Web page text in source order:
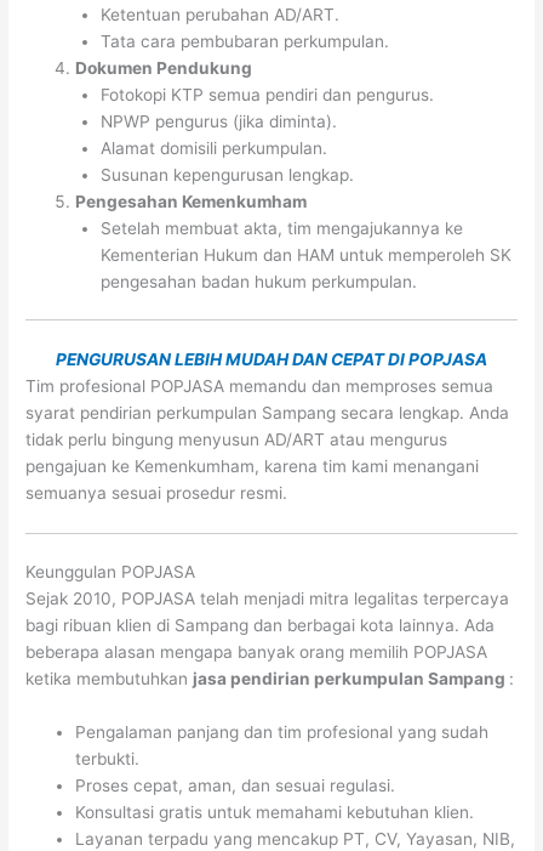
Ketentuan perubahan AD/ART.
Tata cara pembubaran perkumpulan.
Dokumen Pendukung
Fotokopi KTP semua pendiri dan pengurus.
NPWP pengurus (jika diminta).
Alamat domisili perkumpulan.
Susunan kepengurusan lengkap.
Pengesahan Kemenkumham
Setelah membuat akta, tim mengajukannya ke
Kementerian Hukum dan HAM untuk memperoleh SK
pengesahan badan hukum perkumpulan.
PENGURUSAN LEBIH MUDAH DAN CEPAT DI POPJASA
Tim profesional POPJASA memandu dan memproses semua
syarat pendirian perkumpulan Sampang secara lengkap. Anda
tidak perlu bingung menyusun AD/ART atau mengurus
pengajuan ke Kemenkumham, karena tim kami menangani
semuanya sesuai prosedur resmi.
Keunggulan POPJASA
Sejak 2010, POPJASA telah menjadi mitra legalitas terpercaya
bagi ribuan klien di Sampang dan berbagai kota lainnya. Ada
beberapa alasan mengapa banyak orang memilih POPJASA
ketika membutuhkan jasa pendirian perkumpulan Sampang :
Pengalaman panjang dan tim profesional yang sudah
terbukti.
Proses cepat, aman, dan sesuai regulasi.
Konsultasi gratis untuk memahami kebutuhan klien.
Layanan terpadu yang mencakup PT, CV, Yayasan, NIB,